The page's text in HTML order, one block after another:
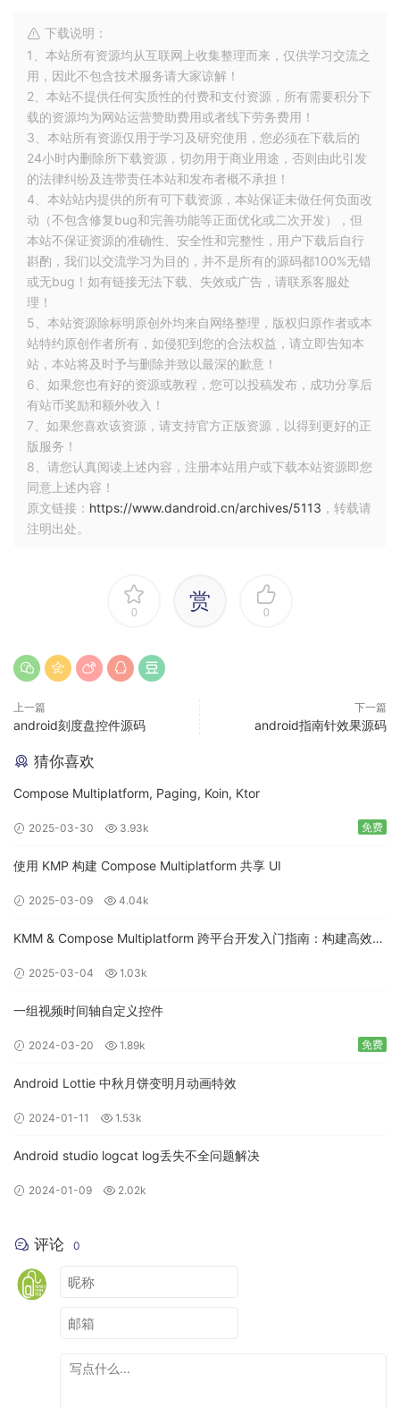
下载说明：
1、本站所有资源均从互联网上收集整理而来，仅供学习交流之
用，因此不包含技术服务请大家谅解！
2、本站不提供任何实质性的付费和支付资源，所有需要积分下
载的资源均为网站运营赞助费用或者线下劳务费用！
3、本站所有资源仅用于学习及研究使用，您必须在下载后的
24小时内删除所下载资源，切勿用于商业用途，否则由此引发
的法律纠纷及连带责任本站和发布者概不承担！
4、本站站内提供的所有可下载资源，本站保证未做任何负面改
动（不包含修复bug和完善功能等正面优化或二次开发），但
本站不保证资源的准确性、安全性和完整性，用户下载后自行
斟酌，我们以交流学习为目的，并不是所有的源码都100%无错
或无bug！如有链接无法下载、失效或广告，请联系客服处
理！
5、本站资源除标明原创外均来自网络整理，版权归原作者或本
站特约原创作者所有，如侵犯到您的合法权益，请立即告知本
站，本站将及时予与删除并致以最深的歉意！
6、如果您也有好的资源或教程，您可以投稿发布，成功分享后
有站币奖励和额外收入！
7、如果您喜欢该资源，请支持官方正版资源，以得到更好的正
版服务！
8、请您认真阅读上述内容，注册本站用户或下载本站资源即您
同意上述内容！
原文链接： https://www.dandroid.cn/archives/5113 ，转载请
注明出处。
0 赏 0
上一篇
android刻度盘控件源码
下一篇
android指南针效果源码
猜你喜欢
Compose Multiplatform, Paging, Koin, Ktor
2025-03-30 3.93k 免费
使用 KMP 构建 Compose Multiplatform 共享 UI
2025-03-09 4.04k
KMM & Compose Multiplatform 跨平台开发入门指南：构建高效的
2025-03-04 1.03k
一组视频时间轴自定义控件
2024-03-20 1.89k 免费
Android Lottie 中秋月饼变明月动画特效
2024-01-11 1.53k
Android studio logcat log丢失不全问题解决
2024-01-09 2.02k
评论 0